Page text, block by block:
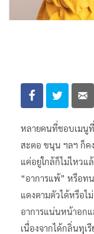
หลายคนที่ชอบเมนู
สะตอ ขนุน ฯลฯ ก็ค
แค่อยู่ใกล้ก็ไม่ไหวแ
“อาการแพ้” หรือท
แดงตามตัวได้หรือไ
อาการแน่นหน้าอก
เนื่องจากได้กลิ่นทุเ